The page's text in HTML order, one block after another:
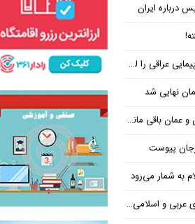
درباره ایران
را لغو کرد
نهایی شد
باقی مانده است
پیوست
به شمار می‌رود
در امان چه گذشت؟